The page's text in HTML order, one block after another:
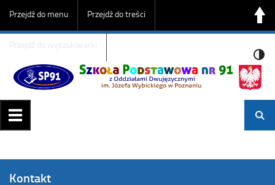
Przejdź do menu Przejdź do treści
Przejdź do wyszukiwarki
Kontakt